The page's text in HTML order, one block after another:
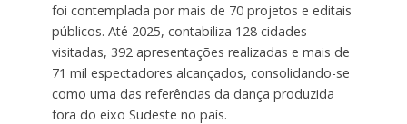
foi contemplada por mais de 70 projetos e editais
públicos. Até 2025, contabiliza 128 cidades
visitadas, 392 apresentações realizadas e mais de
71 mil espectadores alcançados, consolidando-se
como uma das referências da dança produzida
fora do eixo Sudeste no país.